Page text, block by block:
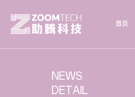
首页
NEWS
DETAIL